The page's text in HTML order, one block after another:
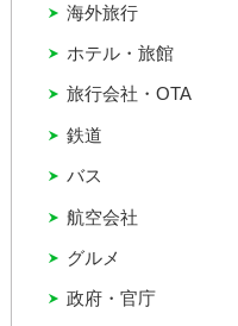
グルメ
バス
ホテル・旅館
政府・官庁
旅行会社・OTA
海外旅行
航空会社
鉄道